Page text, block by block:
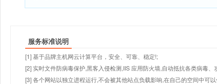
服务标准说明
[1] 基于品牌主机网云计算平台，安全、可靠、稳定!;
[2] 实时文件防病毒保护,黑客入侵检测,IIS 应用防火墙,自动抵抗各类病毒、
[3] 各个网站以独立进程运行,不会被其他站点负载影响,在自己的空间中可